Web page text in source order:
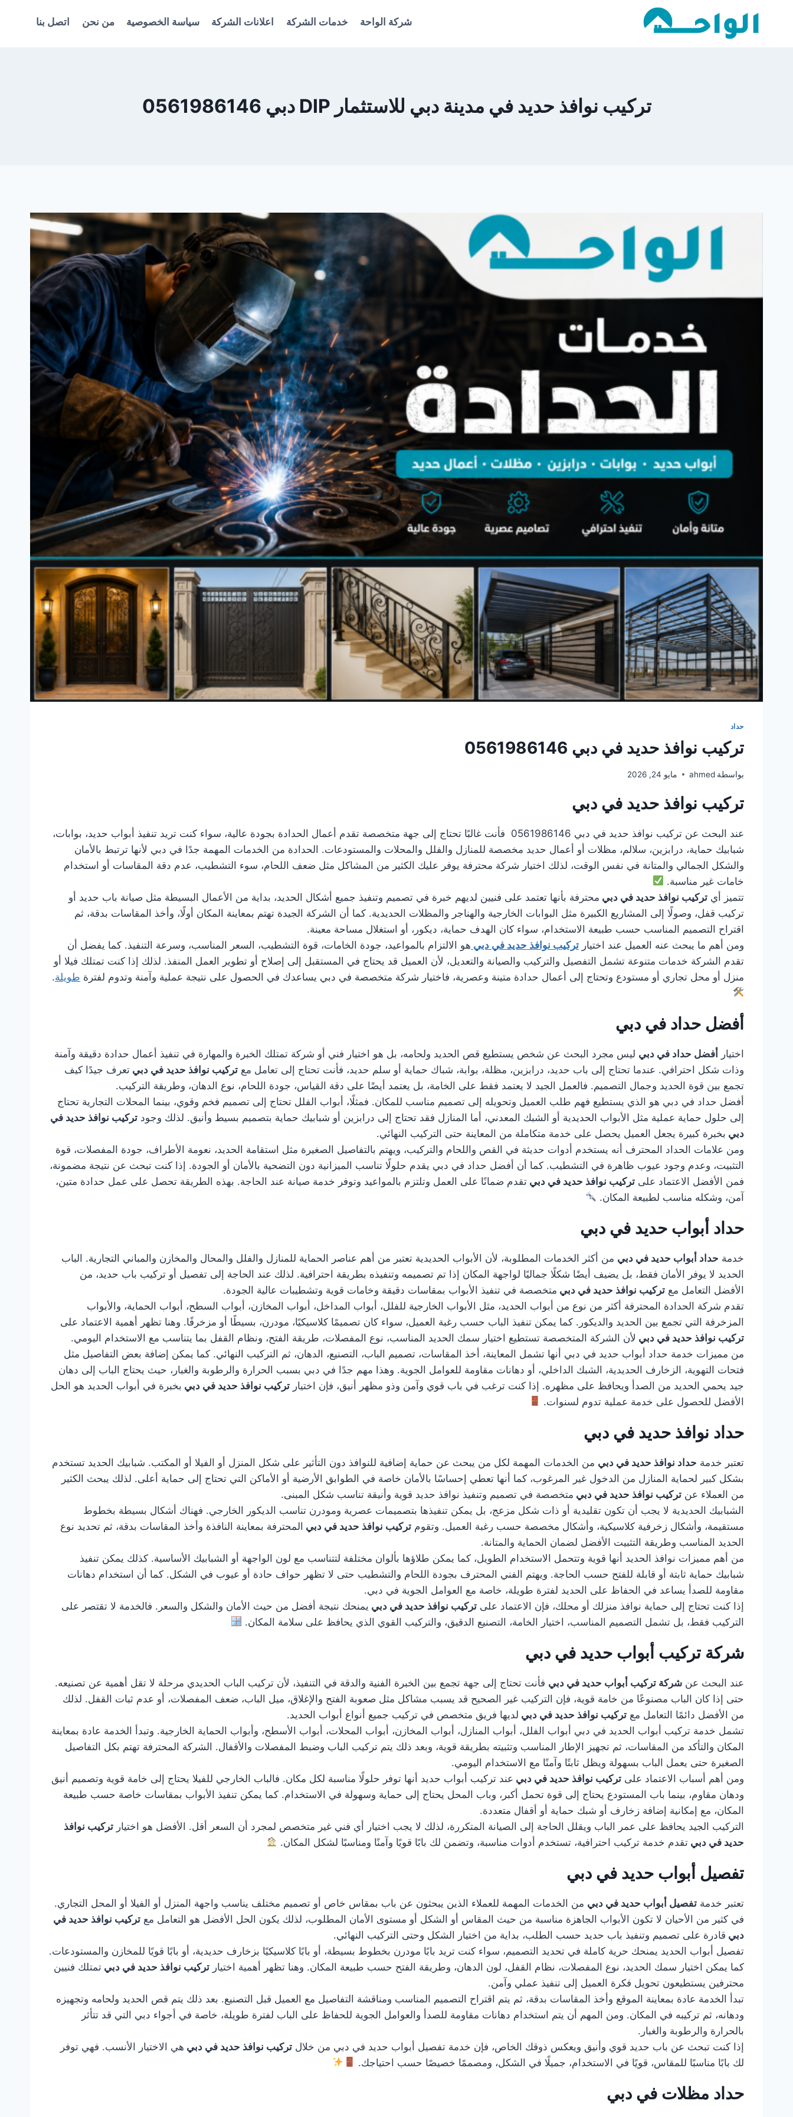
شركة الواحة خدمات الشركة اعلانات الشركة سياسة الخصوصية من نحن اتصل بنا
تركيب نوافذ حديد في مدينة دبي للاستثمار DIP دبي 0561986146
حداد
تركيب نوافذ حديد في دبي 0561986146
بواسطة ahmed مايو 24, 2026
تركيب نوافذ حديد في دبي
عند البحث عن تركيب نوافذ حديد في دبي 0561986146 فأنت غالبًا تحتاج إلى جهة متخصصة تقدم أعمال الحدادة بجودة عالية، سواء كنت تريد تنفيذ أبواب حديد، بوابات،
شبابيك حماية، درابزين، سلالم، مظلات أو أعمال حديد مخصصة للمنازل والفلل والمحلات والمستودعات. الحدادة من الخدمات المهمة جدًا في دبي لأنها ترتبط بالأمان
والشكل الجمالي والمتانة في نفس الوقت، لذلك اختيار شركة محترفة يوفر عليك الكثير من المشاكل مثل ضعف اللحام، سوء التشطيب، عدم دقة المقاسات أو استخدام
خامات غير مناسبة.
تتميز أي تركيب نوافذ حديد في دبي محترفة بأنها تعتمد على فنيين لديهم خبرة في تصميم وتنفيذ جميع أشكال الحديد، بداية من الأعمال البسيطة مثل صيانة باب حديد أو
تركيب قفل، وصولًا إلى المشاريع الكبيرة مثل البوابات الخارجية والهناجر والمظلات الحديدية. كما أن الشركة الجيدة تهتم بمعاينة المكان أولًا، وأخذ المقاسات بدقة، ثم
اقتراح التصميم المناسب حسب طبيعة الاستخدام، سواء كان الهدف حماية، ديكور، أو استغلال مساحة معينة.
ومن أهم ما يبحث عنه العميل عند اختيار تركيب نوافذ حديد في دبي هو الالتزام بالمواعيد، جودة الخامات، قوة التشطيب، السعر المناسب، وسرعة التنفيذ. كما يفضل أن
تقدم الشركة خدمات متنوعة تشمل التفصيل والتركيب والصيانة والتعديل، لأن العميل قد يحتاج في المستقبل إلى إصلاح أو تطوير العمل المنفذ. لذلك إذا كنت تمتلك فيلا أو
منزل أو محل تجاري أو مستودع وتحتاج إلى أعمال حدادة متينة وعصرية، فاختيار شركة متخصصة في دبي يساعدك في الحصول على نتيجة عملية وآمنة وتدوم لفترة طويلة.
أفضل حداد في دبي
اختيار أفضل حداد في دبي ليس مجرد البحث عن شخص يستطيع قص الحديد ولحامه، بل هو اختيار فني أو شركة تمتلك الخبرة والمهارة في تنفيذ أعمال حدادة دقيقة وآمنة
وذات شكل احترافي. عندما تحتاج إلى باب حديد، درابزين، مظلة، بوابة، شباك حماية أو سلم حديد، فأنت تحتاج إلى تعامل مع تركيب نوافذ حديد في دبي تعرف جيدًا كيف
تجمع بين قوة الحديد وجمال التصميم. فالعمل الجيد لا يعتمد فقط على الخامة، بل يعتمد أيضًا على دقة القياس، جودة اللحام، نوع الدهان، وطريقة التركيب.
أفضل حداد في دبي هو الذي يستطيع فهم طلب العميل وتحويله إلى تصميم مناسب للمكان. فمثلًا، أبواب الفلل تحتاج إلى تصميم فخم وقوي، بينما المحلات التجارية تحتاج
إلى حلول حماية عملية مثل الأبواب الحديدية أو الشبك المعدني، أما المنازل فقد تحتاج إلى درابزين أو شبابيك حماية بتصميم بسيط وأنيق. لذلك وجود تركيب نوافذ حديد في
دبي بخبرة كبيرة يجعل العميل يحصل على خدمة متكاملة من المعاينة حتى التركيب النهائي.
ومن علامات الحداد المحترف أنه يستخدم أدوات حديثة في القص واللحام والتركيب، ويهتم بالتفاصيل الصغيرة مثل استقامة الحديد، نعومة الأطراف، جودة المفصلات، قوة
التثبيت، وعدم وجود عيوب ظاهرة في التشطيب. كما أن أفضل حداد في دبي يقدم حلولًا تناسب الميزانية دون التضحية بالأمان أو الجودة. إذا كنت تبحث عن نتيجة مضمونة،
فمن الأفضل الاعتماد على تركيب نوافذ حديد في دبي تقدم ضمانًا على العمل وتلتزم بالمواعيد وتوفر خدمة صيانة عند الحاجة. بهذه الطريقة تحصل على عمل حدادة متين،
آمن، وشكله مناسب لطبيعة المكان.
حداد أبواب حديد في دبي
خدمة حداد أبواب حديد في دبي من أكثر الخدمات المطلوبة، لأن الأبواب الحديدية تعتبر من أهم عناصر الحماية للمنازل والفلل والمحال والمخازن والمباني التجارية. الباب
الحديد لا يوفر الأمان فقط، بل يضيف أيضًا شكلًا جماليًا لواجهة المكان إذا تم تصميمه وتنفيذه بطريقة احترافية. لذلك عند الحاجة إلى تفصيل أو تركيب باب حديد، من
الأفضل التعامل مع تركيب نوافذ حديد في دبي متخصصة في تنفيذ الأبواب بمقاسات دقيقة وخامات قوية وتشطيبات عالية الجودة.
تقدم شركة الحدادة المحترفة أكثر من نوع من أبواب الحديد، مثل الأبواب الخارجية للفلل، أبواب المداخل، أبواب المخازن، أبواب السطح، أبواب الحماية، والأبواب
المزخرفة التي تجمع بين الحديد والديكور. كما يمكن تنفيذ الباب حسب رغبة العميل، سواء كان تصميمًا كلاسيكيًا، مودرن، بسيطًا أو مزخرفًا. وهنا تظهر أهمية الاعتماد على
تركيب نوافذ حديد في دبي لأن الشركة المتخصصة تستطيع اختيار سمك الحديد المناسب، نوع المفصلات، طريقة الفتح، ونظام القفل بما يتناسب مع الاستخدام اليومي.
من مميزات خدمة حداد أبواب حديد في دبي أنها تشمل المعاينة، أخذ المقاسات، تصميم الباب، التصنيع، الدهان، ثم التركيب النهائي. كما يمكن إضافة بعض التفاصيل مثل
فتحات التهوية، الزخارف الحديدية، الشبك الداخلي، أو دهانات مقاومة للعوامل الجوية. وهذا مهم جدًا في دبي بسبب الحرارة والرطوبة والغبار، حيث يحتاج الباب إلى دهان
جيد يحمي الحديد من الصدأ ويحافظ على مظهره. إذا كنت ترغب في باب قوي وآمن وذو مظهر أنيق، فإن اختيار تركيب نوافذ حديد في دبي بخبرة في أبواب الحديد هو الحل
الأفضل للحصول على خدمة عملية تدوم لسنوات.
حداد نوافذ حديد في دبي
تعتبر خدمة حداد نوافذ حديد في دبي من الخدمات المهمة لكل من يبحث عن حماية إضافية للنوافذ دون التأثير على شكل المنزل أو الفيلا أو المكتب. شبابيك الحديد تستخدم
بشكل كبير لحماية المنازل من الدخول غير المرغوب، كما أنها تعطي إحساسًا بالأمان خاصة في الطوابق الأرضية أو الأماكن التي تحتاج إلى حماية أعلى. لذلك يبحث الكثير
من العملاء عن تركيب نوافذ حديد في دبي متخصصة في تصميم وتنفيذ نوافذ حديد قوية وأنيقة تناسب شكل المبنى.
الشبابيك الحديدية لا يجب أن تكون تقليدية أو ذات شكل مزعج، بل يمكن تنفيذها بتصميمات عصرية ومودرن تناسب الديكور الخارجي. فهناك أشكال بسيطة بخطوط
مستقيمة، وأشكال زخرفية كلاسيكية، وأشكال مخصصة حسب رغبة العميل. وتقوم تركيب نوافذ حديد في دبي المحترفة بمعاينة النافذة وأخذ المقاسات بدقة، ثم تحديد نوع
الحديد المناسب وطريقة التثبيت الأفضل لضمان الحماية والمتانة.
من أهم مميزات نوافذ الحديد أنها قوية وتتحمل الاستخدام الطويل، كما يمكن طلاؤها بألوان مختلفة لتتناسب مع لون الواجهة أو الشبابيك الأساسية. كذلك يمكن تنفيذ
شبابيك حماية ثابتة أو قابلة للفتح حسب الحاجة. ويهتم الفني المحترف بجودة اللحام والتشطيب حتى لا تظهر حواف حادة أو عيوب في الشكل. كما أن استخدام دهانات
مقاومة للصدأ يساعد في الحفاظ على الحديد لفترة طويلة، خاصة مع العوامل الجوية في دبي.
إذا كنت تحتاج إلى حماية نوافذ منزلك أو محلك، فإن الاعتماد على تركيب نوافذ حديد في دبي يمنحك نتيجة أفضل من حيث الأمان والشكل والسعر. فالخدمة لا تقتصر على
التركيب فقط، بل تشمل التصميم المناسب، اختيار الخامة، التصنيع الدقيق، والتركيب القوي الذي يحافظ على سلامة المكان.
شركة تركيب أبواب حديد في دبي
عند البحث عن شركة تركيب أبواب حديد في دبي فأنت تحتاج إلى جهة تجمع بين الخبرة الفنية والدقة في التنفيذ، لأن تركيب الباب الحديدي مرحلة لا تقل أهمية عن تصنيعه.
حتى إذا كان الباب مصنوعًا من خامة قوية، فإن التركيب غير الصحيح قد يسبب مشاكل مثل صعوبة الفتح والإغلاق، ميل الباب، ضعف المفصلات، أو عدم ثبات القفل. لذلك
من الأفضل دائمًا التعامل مع تركيب نوافذ حديد في دبي لديها فريق متخصص في تركيب جميع أنواع أبواب الحديد.
تشمل خدمة تركيب أبواب الحديد في دبي أبواب الفلل، أبواب المنازل، أبواب المخازن، أبواب المحلات، أبواب الأسطح، وأبواب الحماية الخارجية. وتبدأ الخدمة عادة بمعاينة
المكان والتأكد من المقاسات، ثم تجهيز الإطار المناسب وتثبيته بطريقة قوية، وبعد ذلك يتم تركيب الباب وضبط المفصلات والأقفال. الشركة المحترفة تهتم بكل التفاصيل
الصغيرة حتى يعمل الباب بسهولة ويظل ثابتًا وآمنًا مع الاستخدام اليومي.
ومن أهم أسباب الاعتماد على تركيب نوافذ حديد في دبي عند تركيب أبواب حديد أنها توفر حلولًا مناسبة لكل مكان. فالباب الخارجي للفيلا يحتاج إلى خامة قوية وتصميم أنيق
ودهان مقاوم، بينما باب المستودع يحتاج إلى قوة تحمل أكبر، وباب المحل يحتاج إلى حماية وسهولة في الاستخدام. كما يمكن تنفيذ الأبواب بمقاسات خاصة حسب طبيعة
المكان، مع إمكانية إضافة زخارف أو شبك حماية أو أقفال متعددة.
التركيب الجيد يحافظ على عمر الباب ويقلل الحاجة إلى الصيانة المتكررة، لذلك لا يجب اختيار أي فني غير متخصص لمجرد أن السعر أقل. الأفضل هو اختيار تركيب نوافذ
حديد في دبي تقدم خدمة تركيب احترافية، تستخدم أدوات مناسبة، وتضمن لك بابًا قويًا وآمنًا ومناسبًا لشكل المكان.
تفصيل أبواب حديد في دبي
تعتبر خدمة تفصيل أبواب حديد في دبي من الخدمات المهمة للعملاء الذين يبحثون عن باب بمقاس خاص أو تصميم مختلف يناسب واجهة المنزل أو الفيلا أو المحل التجاري.
في كثير من الأحيان لا تكون الأبواب الجاهزة مناسبة من حيث المقاس أو الشكل أو مستوى الأمان المطلوب، لذلك يكون الحل الأفضل هو التعامل مع تركيب نوافذ حديد في
دبي قادرة على تصميم وتنفيذ باب حديد حسب الطلب، بداية من اختيار الشكل وحتى التركيب النهائي.
تفصيل أبواب الحديد يمنحك حرية كاملة في تحديد التصميم، سواء كنت تريد بابًا مودرن بخطوط بسيطة، أو بابًا كلاسيكيًا بزخارف حديدية، أو بابًا قويًا للمخازن والمستودعات.
كما يمكن اختيار سمك الحديد، نوع المفصلات، نظام القفل، لون الدهان، وطريقة الفتح حسب طبيعة المكان. وهنا تظهر أهمية اختيار تركيب نوافذ حديد في دبي تمتلك فنيين
محترفين يستطيعون تحويل فكرة العميل إلى تنفيذ عملي وآمن.
تبدأ الخدمة عادة بمعاينة الموقع وأخذ المقاسات بدقة، ثم يتم اقتراح التصميم المناسب ومناقشة التفاصيل مع العميل قبل التصنيع. بعد ذلك يتم قص الحديد ولحامه وتجهيزه
ودهانه، ثم تركيبه في المكان. ومن المهم أن يتم استخدام دهانات مقاومة للصدأ والعوامل الجوية للحفاظ على الباب لفترة طويلة، خاصة في أجواء دبي التي قد تتأثر
بالحرارة والرطوبة والغبار.
إذا كنت تبحث عن باب حديد قوي وأنيق ويعكس ذوقك الخاص، فإن خدمة تفصيل أبواب حديد في دبي من خلال تركيب نوافذ حديد في دبي هي الاختيار الأنسب. فهي توفر
لك بابًا مناسبًا للمقاس، قويًا في الاستخدام، جميلًا في الشكل، ومصممًا خصيصًا حسب احتياجك.
حداد مظلات في دبي